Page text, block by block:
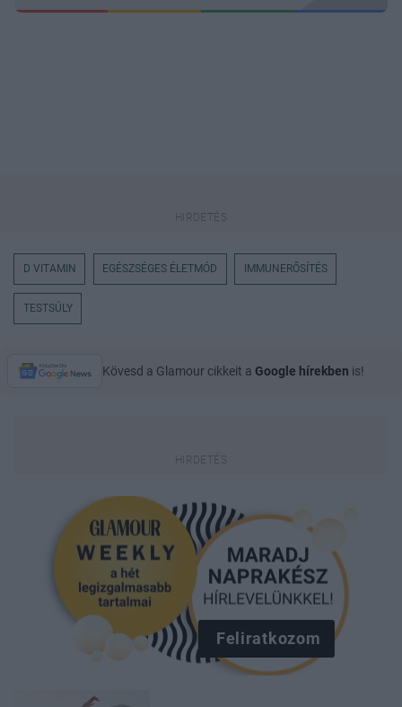
D VITAMIN EGÉSZSÉGES ÉLETMÓD IMMUNERŐSÍTÉS
TESTSÚLY
Kövesd a Glamour cikkeit a Google hírekben is!
Feliratkozom